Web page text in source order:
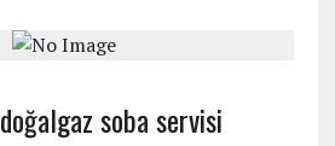
soba servisi